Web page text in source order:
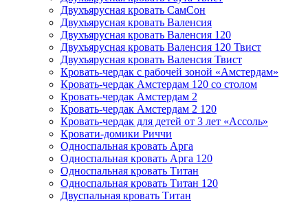
Двухъярусная кровать СамСон
Двухъярусная кровать Валенсия
Двухъярусная кровать Валенсия 120
Двухъярусная кровать Валенсия 120 Твист
Двухъярусная кровать Валенсия Твист
Кровать-чердак с рабочей зоной «Амстердам»
Кровать-чердак Амстердам 120 со столом
Кровать-чердак Амстердам 2
Кровать-чердак Амстердам 2 120
Кровать-чердак для детей от 3 лет «Ассоль»
Кровати-домики Риччи
Односпальная кровать Арга
Односпальная кровать Арга 120
Односпальная кровать Титан
Односпальная кровать Титан 120
Двуспальная кровать Титан